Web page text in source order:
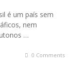
é um país sem
nem
…
0 Comments